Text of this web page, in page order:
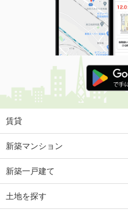
賃貸
新築マンション
新築一戸建て
土地を探す